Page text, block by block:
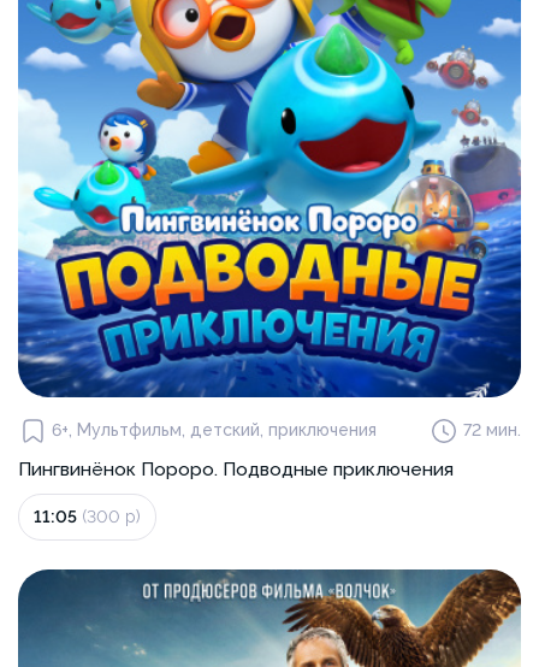
6+, Мультфильм, детский, приключения 72 мин.
Пингвинёнок Пороро. Подводные приключения
11:05 (300 р)